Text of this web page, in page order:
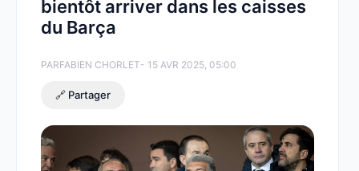
bientôt arriver dans les caisses
du Barça
PARFABIEN CHORLET- 15 AVR 2025, 05:00
🔗 Partager